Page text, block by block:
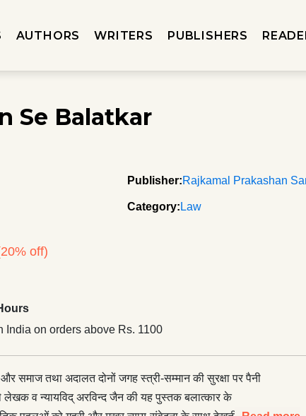
AUTHORS WRITERS PUBLISHERS
Se Balatkar
Publisher:Rajkamal Prakashan
Category: Law
off)
India on orders above Rs. 1100
समाज तथा अदालत दोनों जगह स्त्री-सम्मान की सुरक्षा पर पैनी
लेखक व न्यायविद् अरविन्द जैन की यह पुस्तक बलात्कार के